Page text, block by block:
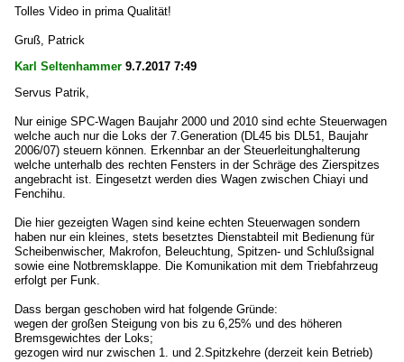
Tolles Video in prima Qualität!
Gruß, Patrick
Karl Seltenhammer 9.7.2017 7:49
Servus Patrik,
Nur einige SPC-Wagen Baujahr 2000 und 2010 sind echte Steuerwagen
welche auch nur die Loks der 7.Generation (DL45 bis DL51, Baujahr
2006/07) steuern können. Erkennbar an der Steuerleitunghalterung
welche unterhalb des rechten Fensters in der Schräge des Zierspitzes
angebracht ist. Eingesetzt werden dies Wagen zwischen Chiayi und
Fenchihu.
Die hier gezeigten Wagen sind keine echten Steuerwagen sondern
haben nur ein kleines, stets besetztes Dienstabteil mit Bedienung für
Scheibenwischer, Makrofon, Beleuchtung, Spitzen- und Schlußsignal
sowie eine Notbremsklappe. Die Komunikation mit dem Triebfahrzeug
erfolgt per Funk.
Dass bergan geschoben wird hat folgende Gründe:
wegen der großen Steigung von bis zu 6,25% und des höheren
Bremsgewichtes der Loks;
gezogen wird nur zwischen 1. und 2.Spitzkehre (derzeit kein Betrieb)